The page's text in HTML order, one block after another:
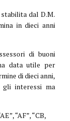
dal D.M.
in dieci anni
di buoni
data utile per
di dieci anni,
gli interessi ma
“AF”, “CB,